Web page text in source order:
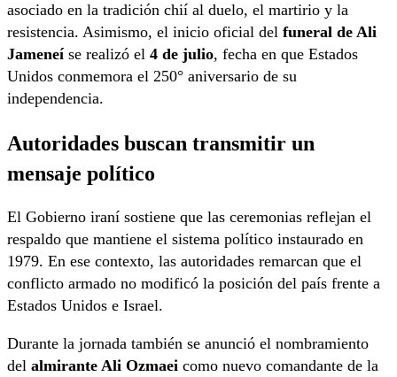
asociado en la tradición chií al duelo, el martirio y la
resistencia. Asimismo, el inicio oficial del funeral de Ali
Jameneíse realizó el 4 de julio, fecha en que Estados
Unidos conmemora el 250° aniversario de su
independencia.
Autoridades buscan transmitir un
mensaje político
El Gobierno iraní sostiene que las ceremonias reflejan el
respaldo que mantiene el sistema político instaurado en
1979. En ese contexto, las autoridades remarcan que el
conflicto armado no modificó la posición del país frente a
Estados Unidos e Israel.
Durante la jornada también se anunció el nombramiento
del almirante Ali Ozmaei como nuevo comandante de la